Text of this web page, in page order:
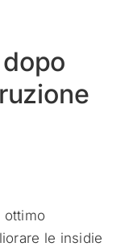
ottimo
le insidie